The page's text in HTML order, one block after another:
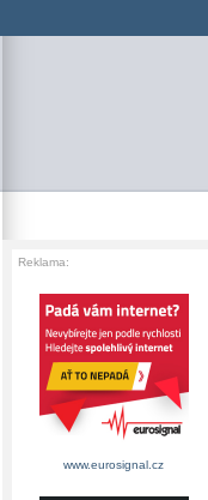
Reklama:
www.eurosignal.cz